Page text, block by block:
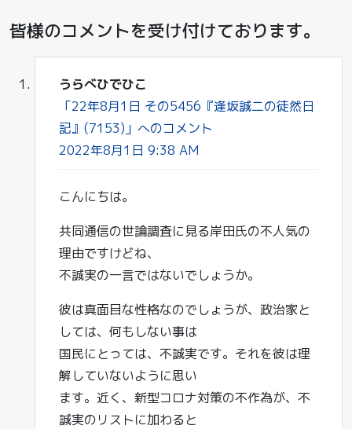
皆様のコメントを受け付けております。
うらべひでひこ
「22年8月1日 その5456『逢坂誠二の徒然日
記』(7153)」へのコメント
2022年8月1日 9:38 AM
こんにちは。
共同通信の世論調査に見る岸田氏の不人気の
理由ですけどね、
不誠実の一言ではないでしょうか。
彼は真面目な性格なのでしょうが、政治家と
しては、何もしない事は
国民にとっては、不誠実です。それを彼は理
解していないように思い
ます。近く、新型コロナ対策の不作為が、不
誠実のリストに加わると